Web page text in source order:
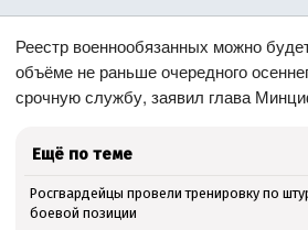
Реестр военнообязанных можно
объёме не раньше очередного
срочную службу, заявил глава
Ещё по теме
Росгвардейцы провели тренировку по
боевой позиции